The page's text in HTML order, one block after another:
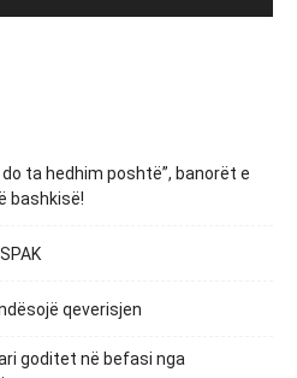
ta hedhim poshtë”, banorët e
bashkisë!
qeverisjen
goditet në befasi nga